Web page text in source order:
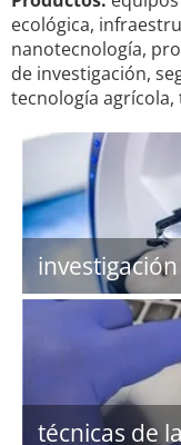
ecológica,
nanotecnología,
de investigación,
tecnología
investigación
técnicas de